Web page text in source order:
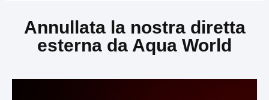
Annullata la nostra diretta
esterna da Aqua World